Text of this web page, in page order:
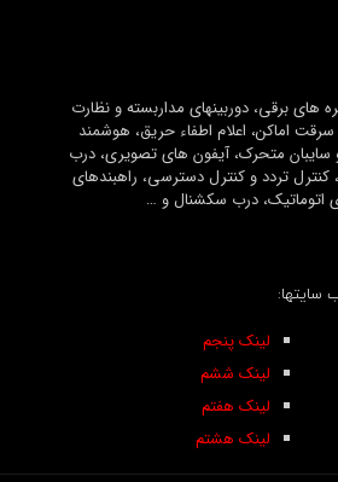
های برقی، دوربینهای مداربسته و نظارت
سرقت اماکن، اعلام اطفاء حریق، هوشمند
متحرک، آیفون های تصویری، درب
تردد و کنترل دسترسی، راهبندهای
اتوماتیک، درب سکشنال و …
سایتها:
لینک پنجم
لینک ششم
لینک هفتم
لینک هشتم